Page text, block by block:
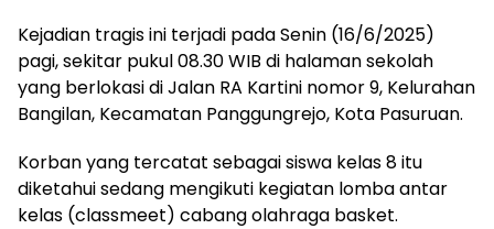
Kejadian tragis ini terjadi pada Senin (16/6/2025)
pagi, sekitar pukul 08.30 WIB di halaman sekolah
yang berlokasi di Jalan RA Kartini nomor 9, Kelurahan
Bangilan, Kecamatan Panggungrejo, Kota Pasuruan.
Korban yang tercatat sebagai siswa kelas 8 itu
diketahui sedang mengikuti kegiatan lomba antar
kelas (classmeet) cabang olahraga basket.